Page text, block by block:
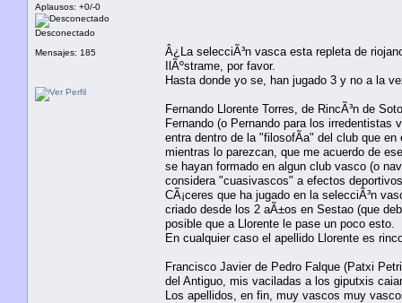
Aplausos: +0/-0
Desconectado
Mensajes: 185
Â¿La selecciÃ³n vasca esta repleta de
IlÃºstrame, por favor.
Hasta donde yo se, han jugado 3 y no a la
Fernando Llorente Torres, de RincÃ³n de
Fernando (o Pernando para los
entra dentro de la "filosofÃ­a" del club que
mientras lo parezcan, que me acuerdo de
se hayan formado en algun club vasco (o
considera "cuasivascos" a efectos
CÃ¡ceres que ha jugado en la selecciÃ³n
criado desde los 2 aÃ±os en Sestao (que
posible que a Llorente le pase un poco esto.
En cualquier caso el apellido Llorente es
Francisco Javier de Pedro Falque (Patxi
del Antiguo, mis vaciladas a los giputxis
Los apellidos, en fin, muy vascos muy